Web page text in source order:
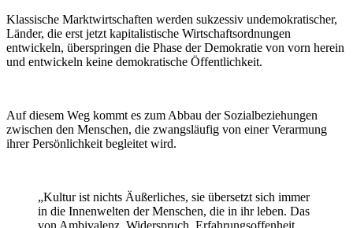
Klassische Marktwirtschaften werden sukzessiv undemokratischer,
Länder, die erst jetzt kapitalistische Wirtschaftsordnungen
entwickeln, überspringen die Phase der Demokratie von vorn herein
und entwickeln keine demokratische Öffentlichkeit.
Auf diesem Weg kommt es zum Abbau der Sozialbeziehungen
zwischen den Menschen, die zwangsläufig von einer Verarmung
ihrer Persönlichkeit begleitet wird.
„Kultur ist nichts Äußerliches, sie übersetzt sich immer
in die Innenwelten der Menschen, die in ihr leben. Das
von Ambivalenz, Widerspruch, Erfahrungsoffenheit